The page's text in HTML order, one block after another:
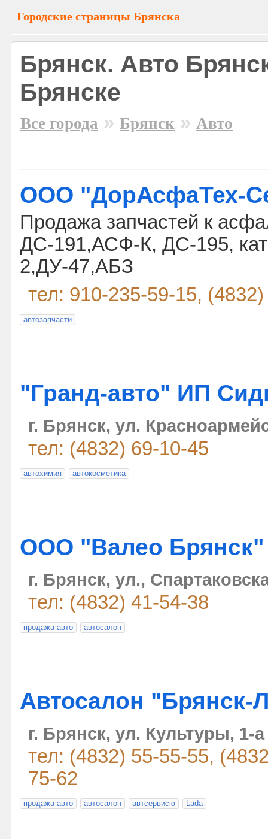
Городские страницы Брянска
Брянск. Авто
Брянске
Все города » Брянск » Авто
ООО "ДорАсфаТех-
Продажа запчастей к
ДС-191,АСФ-К, ДС-195,
2,ДУ-47,АБЗ
тел: 910-235-59-15,
автозапчасти
"Гранд-авто" ИП
г. Брянск, ул.
тел: (4832) 69-10-45
автохимия автокосметика
ООО "Валео Брянск"
г. Брянск, ул.,
тел: (4832) 41-54-38
продажа авто автосалон
Автосалон "Брянск-
г. Брянск, ул. Культуры, 1-а
тел: (4832) 55-55-55,
75-62
продажа авто автосалон автсервисю Lada